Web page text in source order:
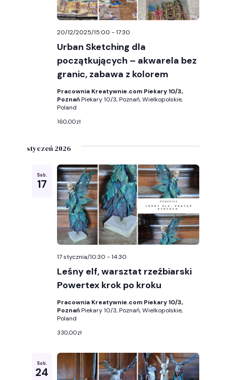
Urban Sketching dla
początkujących – akwarela bez
granic, zabawa z kolorem
20/12/2025/15:00 -17:30
Pracownia Kreatywnie.com Piekary 10/3,
PoznańPiekary 10/3, Poznań, Wielkopolskie,
Poland
160,00zł
styczeń 2026
Sob.
17
Leśny elf, warsztat rzeźbiarski
Powertex krok po kroku
17 stycznia/10:30 -14:30
Pracownia Kreatywnie.com Piekary 10/3,
PoznańPiekary 10/3, Poznań, Wielkopolskie,
Poland
330,00zł
Sob.
24